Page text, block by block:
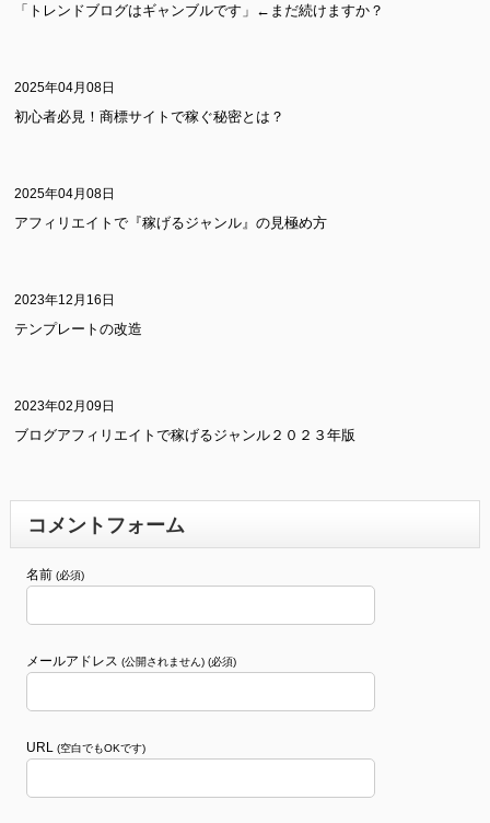
「トレンドブログはギャンブルです」←まだ続けますか？
2025年04月08日
初心者必見！商標サイトで稼ぐ秘密とは？
2025年04月08日
アフィリエイトで『稼げるジャンル』の見極め方
2023年12月16日
テンプレートの改造
2023年02月09日
ブログアフィリエイトで稼げるジャンル２０２３年版
コメントフォーム
名前 (必須)
メールアドレス (公開されません) (必須)
URL (空白でもOKです)